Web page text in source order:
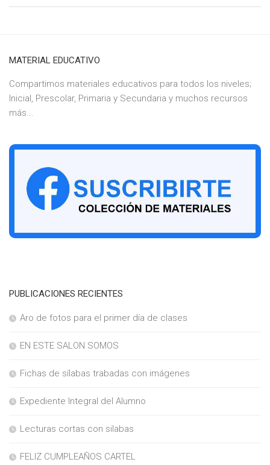
MATERIAL EDUCATIVO
Compartimos materiales educativos para todos los niveles;
Inicial, Prescolar, Primaria y Secundaria y muchos recursos
más...
PUBLICACIONES RECIENTES
Aro de fotos para el primer día de clases
EN ESTE SALON SOMOS
Fichas de sílabas trabadas con imágenes
Expediente Integral del Alumno
Lecturas cortas con silabas
FELIZ CUMPLEAÑOS CARTEL